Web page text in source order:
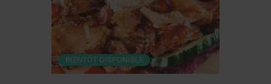
BIENTÔT DISPONIBLE